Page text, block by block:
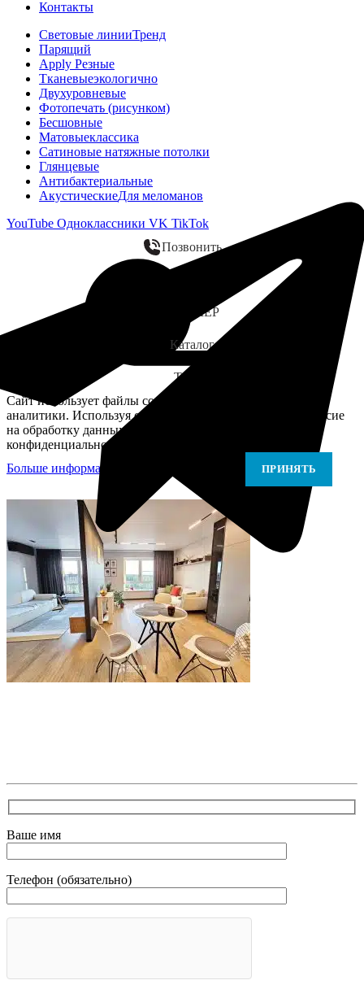
Контакты
Световые линииТренд
Парящий
Apply Резные
Тканевыеэкологично
Двухуровневые
Фотопечать (рисунком)
Бесшовные
Матовыеклассика
Сатиновые натяжные потолки
Глянцевые
Антибактериальные
АкустическиеДля меломанов
YouTube Одноклассники VK TikTok
Позвонить
ЗАМЕР
Каталог
Telegram
Сайт использует файлы cookie для персонализации и
аналитики. Используя сайт, вы подтверждаете своё согласие
на обработку данных в соответствии с Политикой
конфиденциальности.
Больше информации
ПРИНЯТЬ
Ваше имя
Телефон (обязательно)